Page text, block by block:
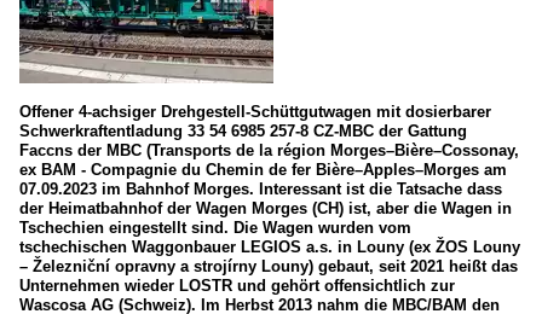
Offener 4-achsiger Drehgestell-Schüttgutwagen mit dosierbarer
Schwerkraftentladung 33 54 6985 257-8 CZ-MBC der Gattung
Faccns der MBC (Transports de la région Morges–Bière–Cossonay,
ex BAM - Compagnie du Chemin de fer Bière–Apples–Morges am
07.09.2023 im Bahnhof Morges. Interessant ist die Tatsache dass
der Heimatbahnhof der Wagen Morges (CH) ist, aber die Wagen in
Tschechien eingestellt sind. Die Wagen wurden vom
tschechischen Waggonbauer LEGIOS a.s. in Louny (ex ŽOS Louny
– Železniční opravny a strojírny Louny) gebaut, seit 2021 heißt das
Unternehmen wieder LOSTR und gehört offensichtlich zur
Wascosa AG (Schweiz). Im Herbst 2013 nahm die MBC/BAM den